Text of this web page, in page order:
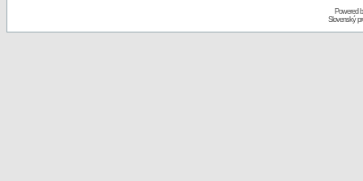
Powered
Slovenský